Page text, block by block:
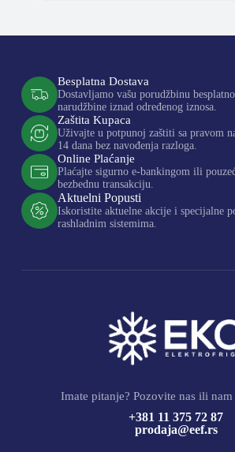
Besplatna Dostava
Dostavljamo vašu porudžbinu
narudžbine iznad određenog iznosa.
Zaštita Kupaca
Uživajte u potpunoj zaštiti sa pravom
14 dana bez navođenja razloga.
Online Plaćanje
Plaćajte sigurno e-bankingom ili
bezbednu transakciju.
Aktuelni Popusti
Iskoristite aktuelne akcije i specijalne
rashladnim sistemima.
Imate pitanje? Pozovite nas ili
+381 11 375 72 87
prodaja@eef.rs